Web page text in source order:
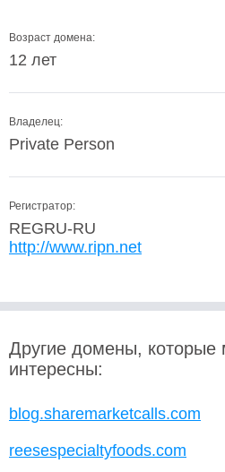
Возраст домена:
12 лет
Владелец:
Private Person
Регистратор:
REGRU-RU
http://www.ripn.net
Другие домены, которые
интересны:
blog.sharemarketcalls.com
reesespecialtyfoods.com